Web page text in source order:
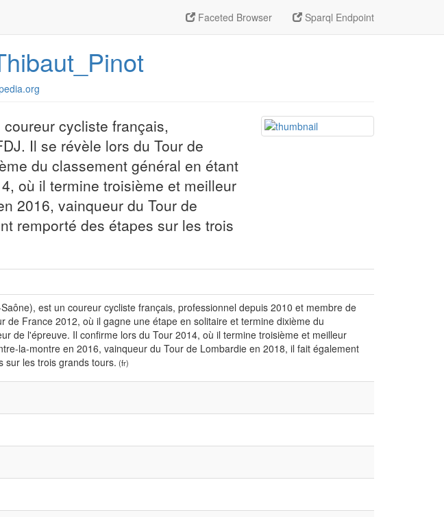
Faceted Browser Sparql Endpoint
cycliste français,
Il se révèle lors du Tour de
du classement général en étant
où il termine troisième et meilleur
2016, vainqueur du Tour de
remporté des étapes sur les trois
est un coureur cycliste français, professionnel depuis 2010 et membre de
de France 2012, où il gagne une étape en solitaire et termine dixième du
de l'épreuve. Il confirme lors du Tour 2014, où il termine troisième et meilleur
la-montre en 2016, vainqueur du Tour de Lombardie en 2018, il fait également
sur les trois grands tours. (fr)